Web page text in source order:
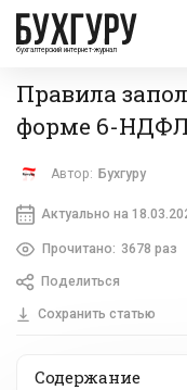
бухгалтерский интернет-журнал
Правила
форме 6-НДФЛ
Автор: Бухгуру
Актуально на
Прочитано: 3678 раз
Поделиться
Сохранить статью
Содержание